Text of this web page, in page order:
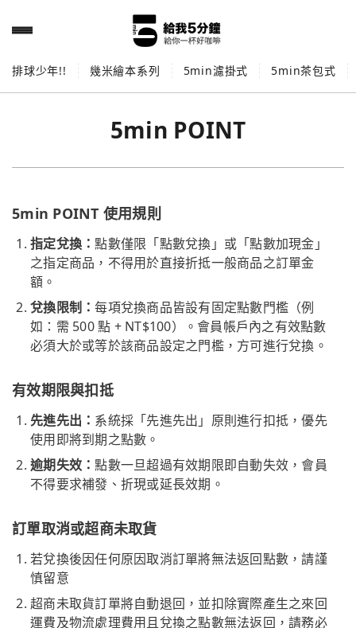
排球少年!! 幾米繪本系列 5min濾掛式 5min茶包式
5min POINT
5min POINT 使用規則
指定兌換：點數僅限「點數兌換」或「點數加現金」
之指定商品，不得用於直接折抵一般商品之訂單金
額。
兌換限制：每項兌換商品皆設有固定點數門檻（例
如：需 500 點 + NT$100）。會員帳戶內之有效點數
必須大於或等於該商品設定之門檻，方可進行兌換。
有效期限與扣抵
先進先出： 系統採「先進先出」原則進行扣抵，優先
使用即將到期之點數。
逾期失效：點數一旦超過有效期限即自動失效，會員
不得要求補發、折現或延長效期。
訂單取消或超商未取貨
若兌換後因任何原因取消訂單將無法返回點數，請謹
慎留意
超商未取貨訂單將自動退回，並扣除實際產生之來回
運費及物流處理費用且兌換之點數無法返回，請務必